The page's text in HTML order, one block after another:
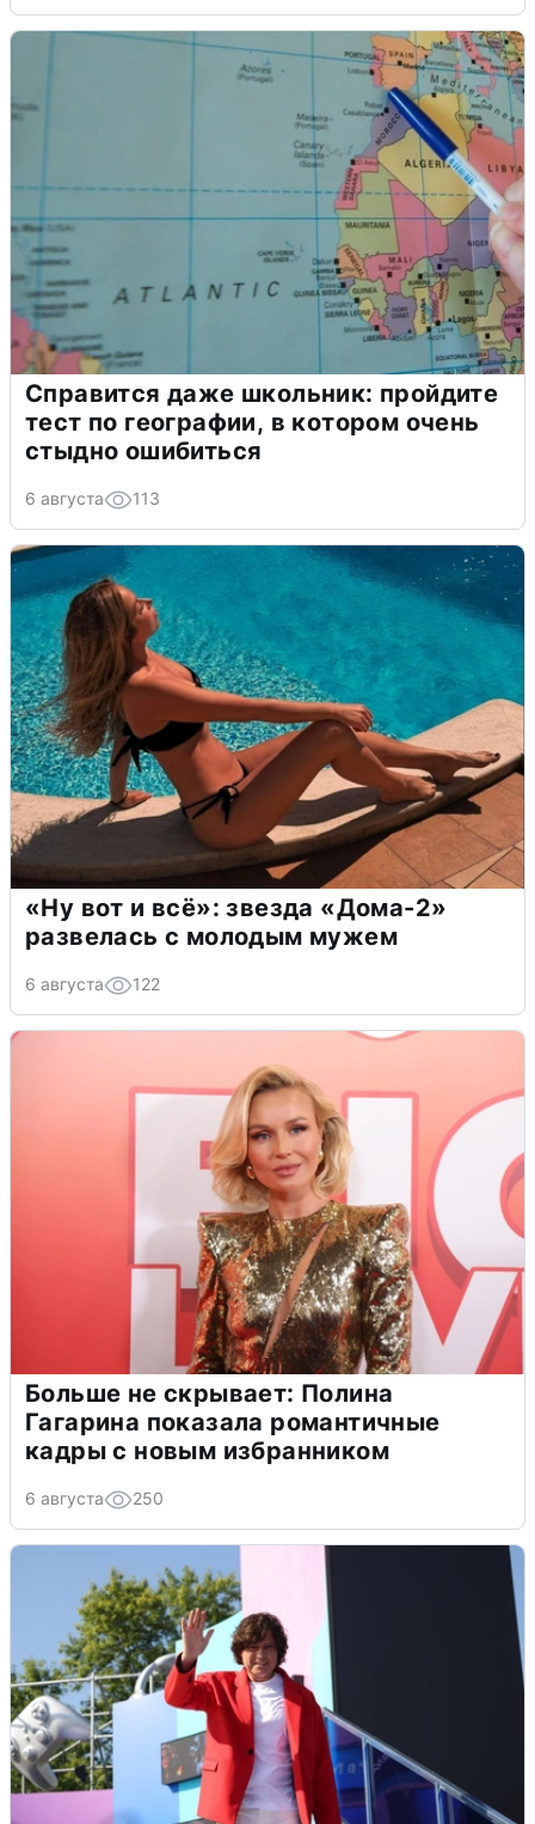
Справится даже школьник: пройдите
тест по географии, в котором очень
стыдно ошибиться
6 августа 113
«Ну вот и всё»: звезда «Дома-2»
развелась с молодым мужем
6 августа 122
Больше не скрывает: Полина
Гагарина показала романтичные
кадры с новым избранником
6 августа 250